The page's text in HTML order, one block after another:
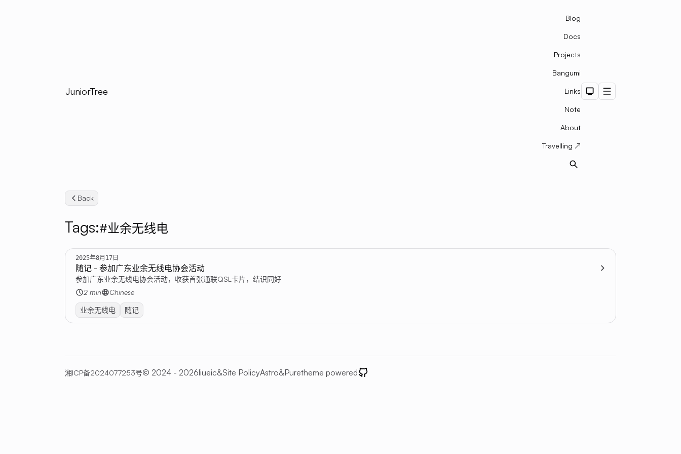
JuniorTree
Blog
Docs
Projects
Bangumi
Links
Note
About
Travelling ↗
Search
Dark Theme
Menu
Back
Tags:#业余无线电
2025年8月17日
随记 - 参加广东业余无线电协会活动
参加广东业余无线电协会活动，收获首张通联QSL卡片，结识同好
2 min
Chinese
业余无线电 随记
湘ICP备2024077253号© 2024 - 2026liueic&Site PolicyAstro&Puretheme poweredGitHub